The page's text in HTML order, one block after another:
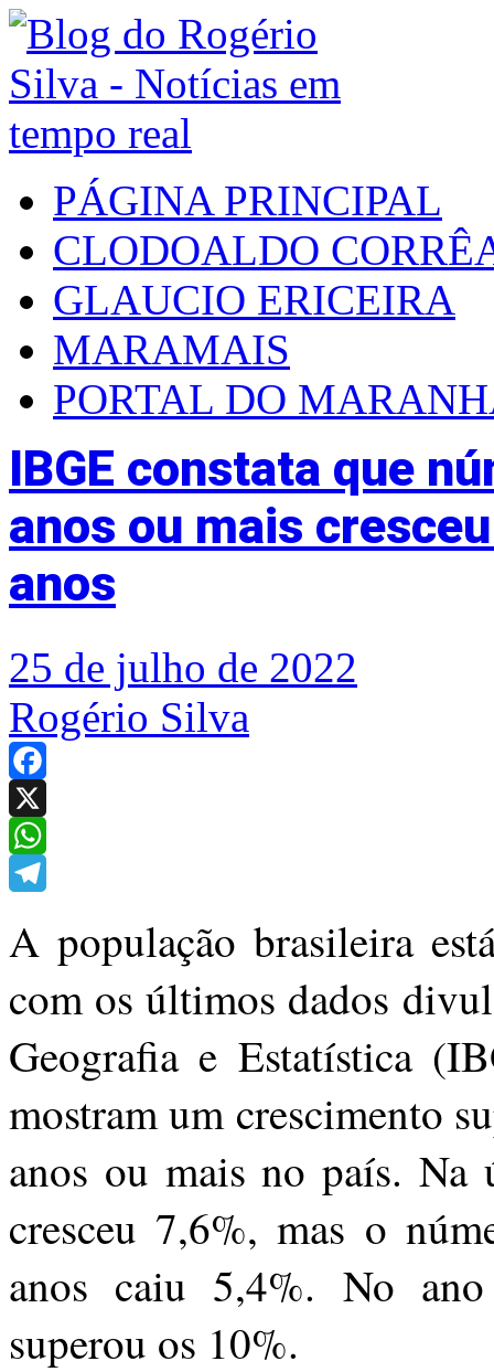
PÁGINA PRINCIPAL
CLODOALDO
GLAUCIO ERICEIRA
MARAMAIS
PORTAL DO
IBGE constata que
anos ou mais
anos
25 de julho de 2022
Rogério Silva
Facebook
X
WhatsApp
A população brasileira
com os últimos dados
Geografia e Estatística
mostram um crescimento
anos ou mais no país. Na
cresceu 7,6%, mas o
anos caiu 5,4%. No
superou os 10%.